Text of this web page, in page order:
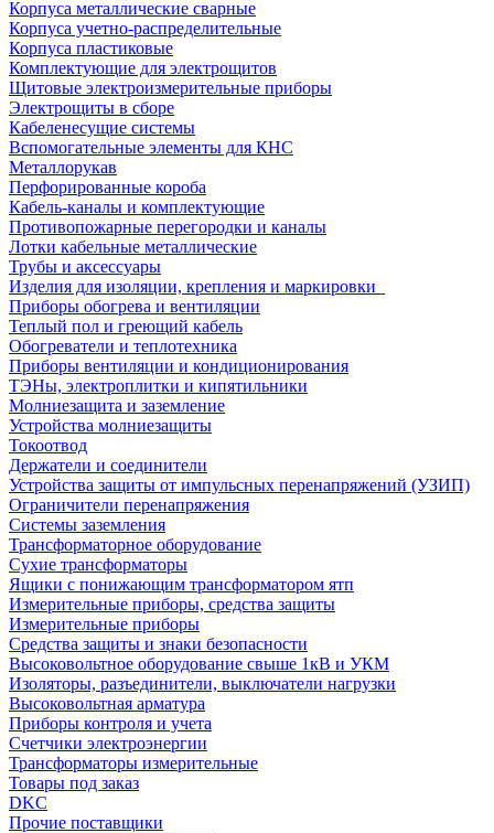
Корпуса металлические сварные
Корпуса учетно-распределительные
Корпуса пластиковые
Комплектующие для электрощитов
Щитовые электроизмерительные приборы
Электрощиты в сборе
Кабеленесущие системы
Вспомогательные элементы для КНС
Металлорукав
Перфорированные короба
Кабель-каналы и комплектующие
Противопожарные перегородки и каналы
Лотки кабельные металлические
Трубы и аксессуары
Изделия для изоляции, крепления и маркировки
Приборы обогрева и вентиляции
Теплый пол и греющий кабель
Обогреватели и теплотехника
Приборы вентиляции и кондиционирования
ТЭНы, электроплитки и кипятильники
Молниезащита и заземление
Устройства молниезащиты
Токоотвод
Держатели и соединители
Устройства защиты от импульсных перенапряжений (УЗИП)
Ограничители перенапряжения
Системы заземления
Трансформаторное оборудование
Сухие трансформаторы
Ящики с понижающим трансформатором ятп
Измерительные приборы, средства защиты
Измерительные приборы
Средства защиты и знаки безопасности
Высоковольтное оборудование свыше 1кВ и УКМ
Изоляторы, разъединители, выключатели нагрузки
Высоковольтная арматура
Приборы контроля и учета
Счетчики электроэнергии
Трансформаторы измерительные
Товары под заказ
DKC
Прочие поставщики